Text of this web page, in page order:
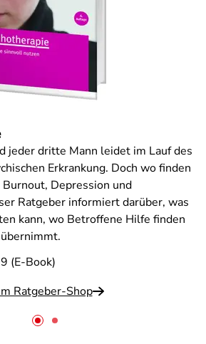
jeder dritte Mann leidet im Lauf des
Erkrankung. Doch wo finden
Depression und
Ratgeber informiert darüber, was
kann, wo Betroffene Hilfe finden
(E-Book)
Ratgeber-Shop